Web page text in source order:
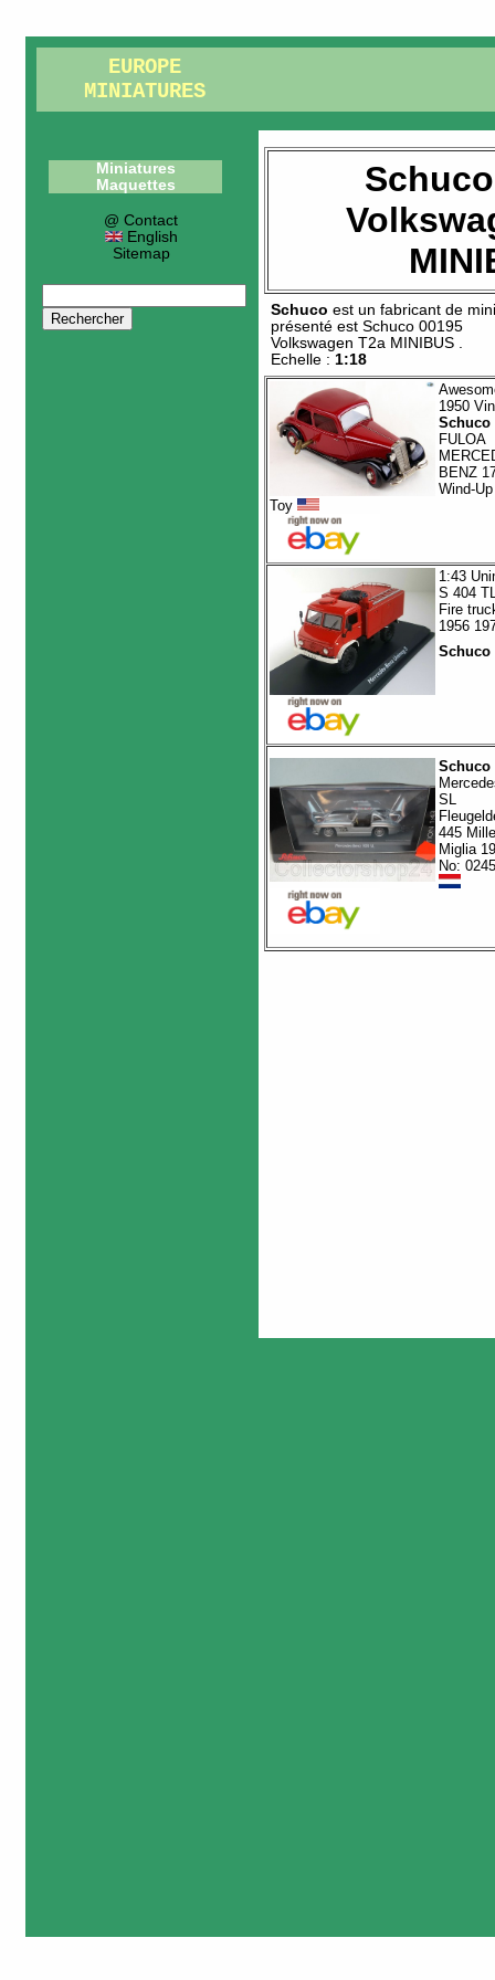
EUROPE
MINIATURES
Miniatures
Maquettes
@ Contact
English
Sitemap
Schuco est un fabricant de
présenté estSchuco 00195
Volkswagen T2a MINIBUS
Echelle : 1:18
1950
Schuco
FULOA
BENZ
Wind-
Toy
1:43
S 404
Fire
1956
Schuco
Schuco
SL
445 Mille
Miglia
No: